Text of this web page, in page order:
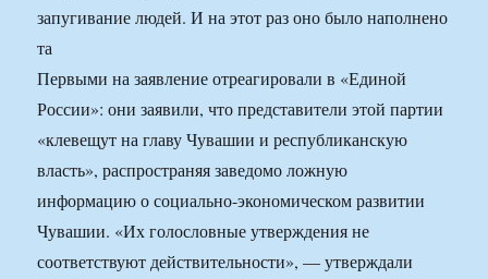
запугивание людей. И на этот раз оно было наполнено
та
Первыми на заявление отреагировали в «Единой
России»: они заявили, что представители этой партии
«клевещут на главу Чувашии и республиканскую
власть», распространяя заведомо ложную
информацию о социально-экономическом развитии
Чувашии. «Их голословные утверждения не
соответствуют действительности», — утверждали